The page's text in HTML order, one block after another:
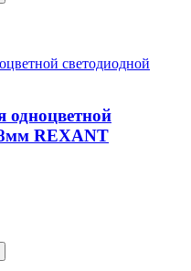
одноцветной
REXANT